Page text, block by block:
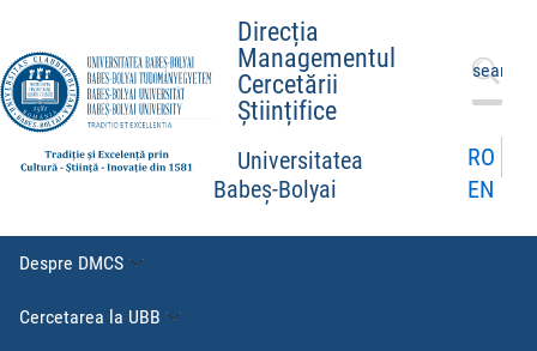
Direcția
Managementul
Cercetării
Științifice
Universitatea
Babeș-Bolyai
Caută
după:
RO
EN
Despre DMCS
Cercetarea la UBB